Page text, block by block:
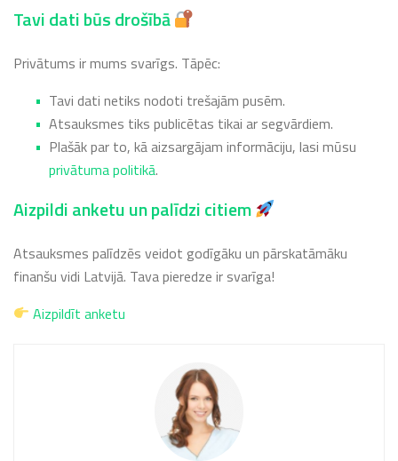
Tavi dati būs drošībā
Privātums ir mums svarīgs. Tāpēc:
Tavi dati netiks nodoti trešajām pusēm.
Atsauksmes tiks publicētas tikai ar segvārdiem.
Plašāk par to, kā aizsargājam informāciju, lasi mūsu
privātuma politikā.
Aizpildi anketu un palīdzi citiem
Atsauksmes palīdzēs veidot godīgāku un pārskatāmāku
finanšu vidi Latvijā. Tava pieredze ir svarīga!
Aizpildīt anketu